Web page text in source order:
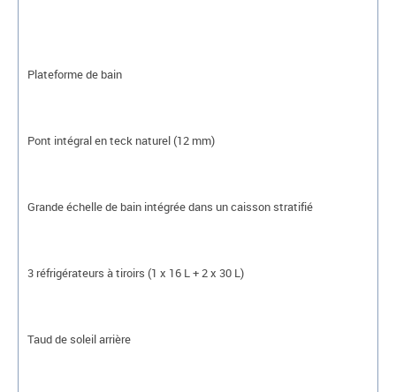
Plateforme de bain
Pont intégral en teck naturel (12 mm)
Grande échelle de bain intégrée dans un caisson stratifié
3 réfrigérateurs à tiroirs (1 x 16 L + 2 x 30 L)
Taud de soleil arrière